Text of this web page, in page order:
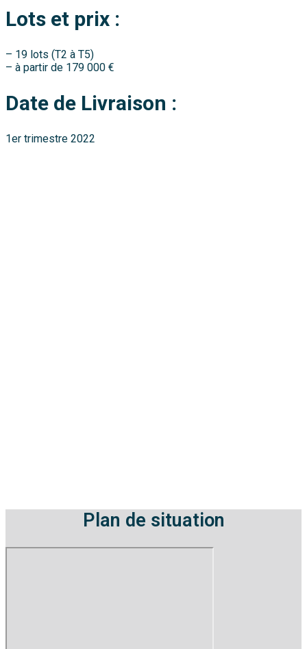
Lots et prix :
– 19 lots (T2 à T5)
– à partir de 179 000 €
Date de Livraison :
1er trimestre 2022
Plan de situation